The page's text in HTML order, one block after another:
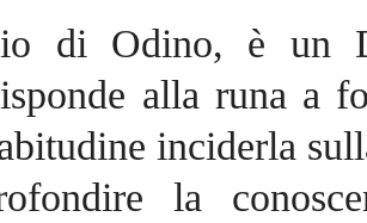
di Odino, è un
alla runa a
inciderla
la